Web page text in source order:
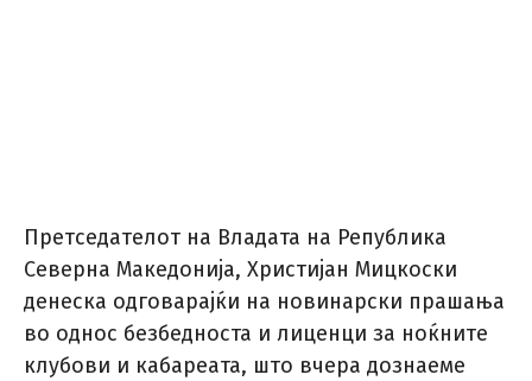
Претседателот на Владата на Република
Северна Македонија, Христијан Мицкоски
денеска одговарајќи на новинарски прашања
во однос безбедноста и лиценци за ноќните
клубови и кабареата, што вчера дознаеме